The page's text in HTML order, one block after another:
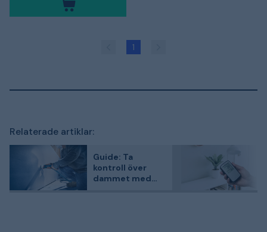
1
Relaterade artiklar:
Guide: Ta
kontroll över
dammet med